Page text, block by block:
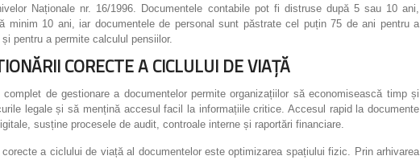
Naționale nr. 16/1996. Documentele contabile pot fi distruse după 5 sau 10 ani,
minim 10 ani, iar documentele de personal sunt păstrate cel puțin 75 de ani pentru a
pentru a permite calculul pensiilor.
CORECTE A CICLULUI DE VIAȚĂ
complet de gestionare a documentelor permite organizațiilor să economisească timp și
legale și să mențină accesul facil la informațiile critice. Accesul rapid la documente
susține procesele de audit, controale interne și raportări financiare.
a ciclului de viață al documentelor este optimizarea spațiului fizic. Prin arhivarea